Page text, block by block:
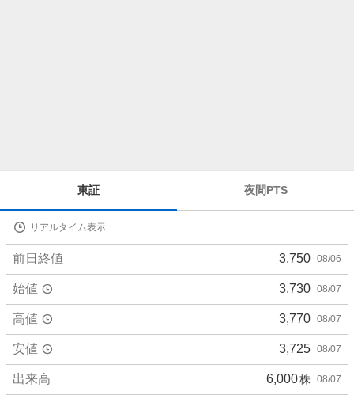
詳
値
東証 夜間PTS
リアルタイム表示
前日終値 3,750 08/06
始値 3,730 08/07
高値 3,770 08/07
安値 3,725 08/07
出来高 6,000株 08/07